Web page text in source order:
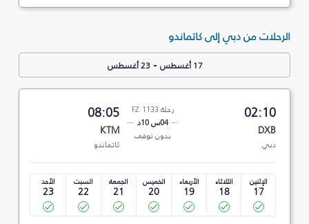
الرحلات من دبي إلى كاتماندو
17 أغسطس -23 أغسطس
02:10
DXB
دبي
رحلة FZ 1133
04س 10د
بدون توقف
08:05
KTM
كاتماندو
الإثنين
17
الثلاثاء
18
الأربعاء
19
الخميس
20
الجمعة
21
السبت
22
الأحد
23